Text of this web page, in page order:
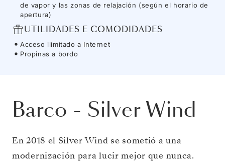
de vapor y las zonas de relajación (según el horario de
apertura)
UTILIDADES E COMODIDADES
Acceso ilimitado a Internet
Propinas a bordo
Barco - Silver Wind
En 2018 el Silver Wind se sometió a una
modernización para lucir mejor que nunca.